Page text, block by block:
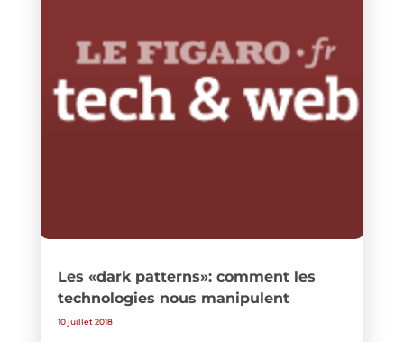
Les «dark patterns»: comment les
technologies nous manipulent
10 juillet 2018